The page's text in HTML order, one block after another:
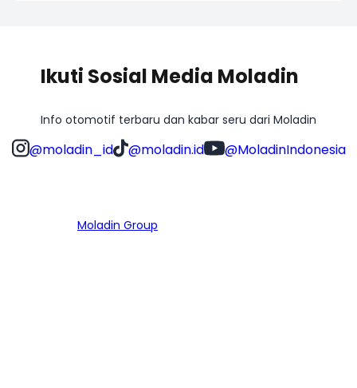
Ikuti Sosial Media Moladin
Info otomotif terbaru dan kabar seru dari Moladin
@moladin_id @moladin.id @MoladinIndonesia
Moladin Group